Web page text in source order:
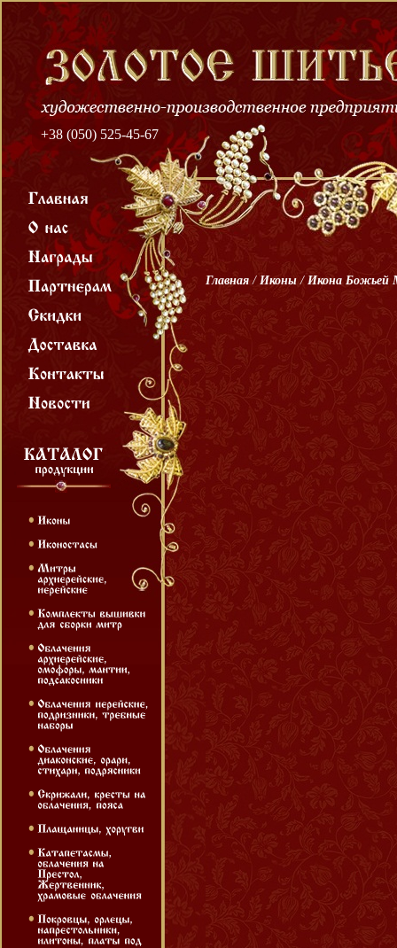
+38 (050) 525-45-67
Главная / Иконы / Икона Божьей